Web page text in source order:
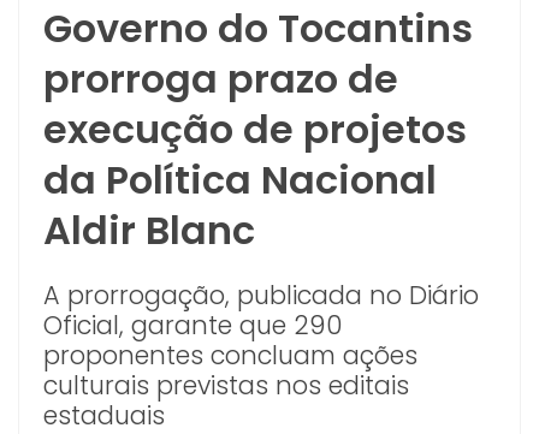
Governo do Tocantins
prorroga prazo de
execução de projetos
da Política Nacional
Aldir Blanc
A prorrogação, publicada no Diário
Oficial, garante que 290
proponentes concluam ações
culturais previstas nos editais
estaduais